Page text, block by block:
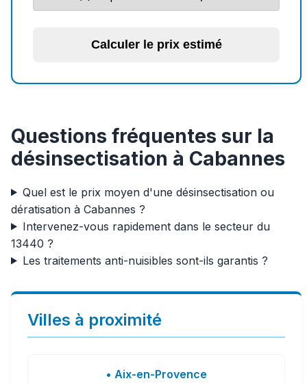
Calculer le prix estimé
Questions fréquentes sur la
désinsectisation à Cabannes
Quel est le prix moyen d'une désinsectisation ou
dératisation à Cabannes ?
Intervenez-vous rapidement dans le secteur du
13440 ?
Les traitements anti-nuisibles sont-ils garantis ?
Villes à proximité
• Aix-en-Provence